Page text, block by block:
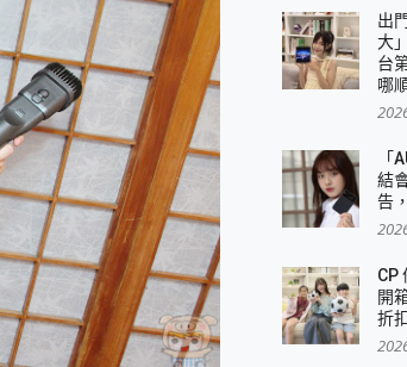
有防寫保護的隨身碟或SD卡
AI 新版全解析 × 年末優惠，一篇全看懂
都要！ Starfish 2 幻彩膠囊投影機｜結合「 智
異星機械鍵盤與 Mercury X 系列 輕量無線電
OLED 超寬曲面電競螢幕，多工辦公、爽度滿
MCV 行銷宣告驗證的手機配件品牌
，「Slogan 海報徵稿活動」好康大放送
5000mAh薄型磁吸無線急速行動電源 開箱 評
暖調溫裝置 開箱 評測
惠嗨翻天！支援 iOS/Android！
景拍攝需求？
已上線 每月免費送你 300分鐘轉寫
存方案登場，趕快來AGI亞奇雷挑戰任務抽
出
大
台
哪
「
結
告
CP
開
折